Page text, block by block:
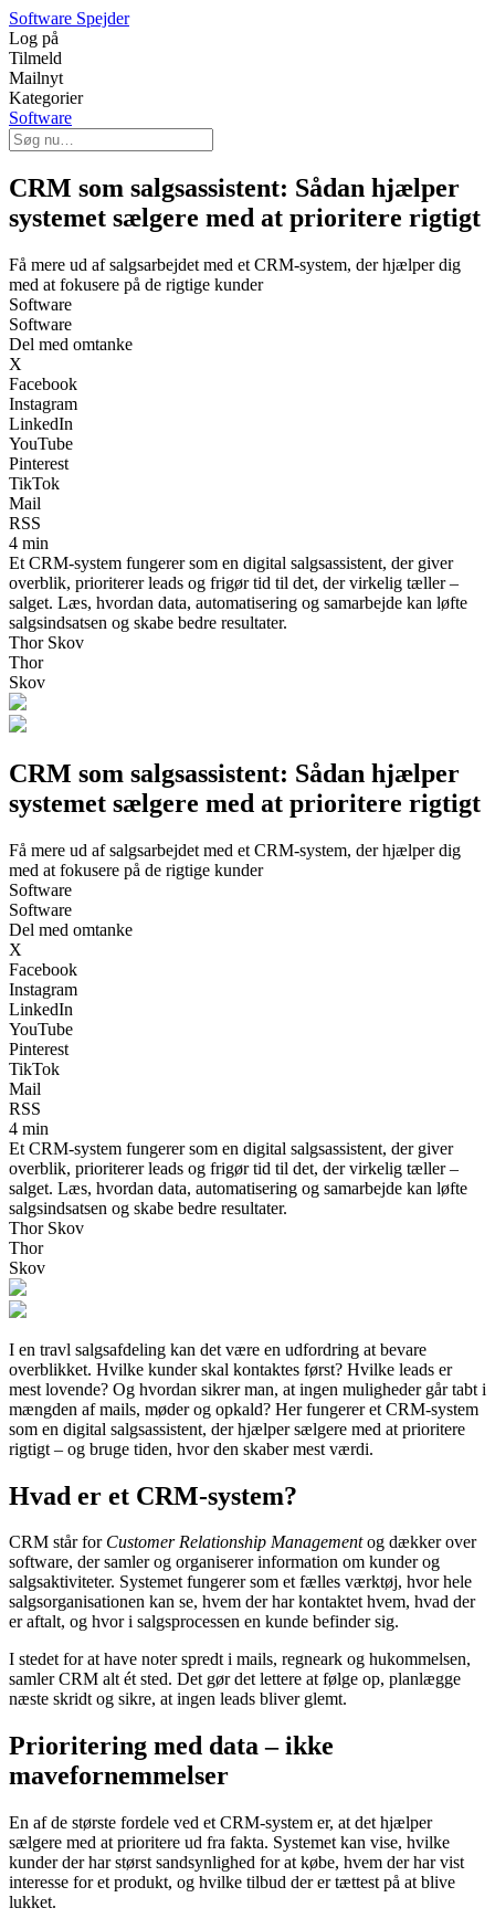
Software Spejder
Log på
Tilmeld
Mailnyt
Kategorier
Software
CRM som salgsassistent: Sådan hjælper
systemet sælgere med at prioritere rigtigt
Få mere ud af salgsarbejdet med et CRM-system, der hjælper dig
med at fokusere på de rigtige kunder
Software
Software
Del med omtanke
X
Facebook
Instagram
LinkedIn
YouTube
Pinterest
TikTok
Mail
RSS
4 min
Et CRM-system fungerer som en digital salgsassistent, der giver
overblik, prioriterer leads og frigør tid til det, der virkelig tæller –
salget. Læs, hvordan data, automatisering og samarbejde kan løfte
salgsindsatsen og skabe bedre resultater.
Thor Skov
Thor
Skov
CRM som salgsassistent: Sådan hjælper
systemet sælgere med at prioritere rigtigt
Få mere ud af salgsarbejdet med et CRM-system, der hjælper dig
med at fokusere på de rigtige kunder
Software
Software
Del med omtanke
X
Facebook
Instagram
LinkedIn
YouTube
Pinterest
TikTok
Mail
RSS
4 min
Et CRM-system fungerer som en digital salgsassistent, der giver
overblik, prioriterer leads og frigør tid til det, der virkelig tæller –
salget. Læs, hvordan data, automatisering og samarbejde kan løfte
salgsindsatsen og skabe bedre resultater.
Thor Skov
Thor
Skov
I en travl salgsafdeling kan det være en udfordring at bevare
overblikket. Hvilke kunder skal kontaktes først? Hvilke leads er
mest lovende? Og hvordan sikrer man, at ingen muligheder går tabt i
mængden af mails, møder og opkald? Her fungerer et CRM-system
som en digital salgsassistent, der hjælper sælgere med at prioritere
rigtigt – og bruge tiden, hvor den skaber mest værdi.
Hvad er et CRM-system?
CRM står for Customer Relationship Managementog dækker over
software, der samler og organiserer information om kunder og
salgsaktiviteter. Systemet fungerer som et fælles værktøj, hvor hele
salgsorganisationen kan se, hvem der har kontaktet hvem, hvad der
er aftalt, og hvor i salgsprocessen en kunde befinder sig.
I stedet for at have noter spredt i mails, regneark og hukommelsen,
samler CRM alt ét sted. Det gør det lettere at følge op, planlægge
næste skridt og sikre, at ingen leads bliver glemt.
Prioritering med data – ikke
mavefornemmelser
En af de største fordele ved et CRM-system er, at det hjælper
sælgere med at prioritere ud fra fakta. Systemet kan vise, hvilke
kunder der har størst sandsynlighed for at købe, hvem der har vist
interesse for et produkt, og hvilke tilbud der er tættest på at blive
lukket.